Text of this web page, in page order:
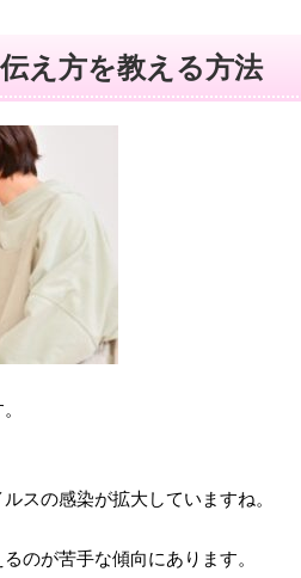
え方を教える方法
スの感染が拡大していますね。
のが苦手な傾向にあります。